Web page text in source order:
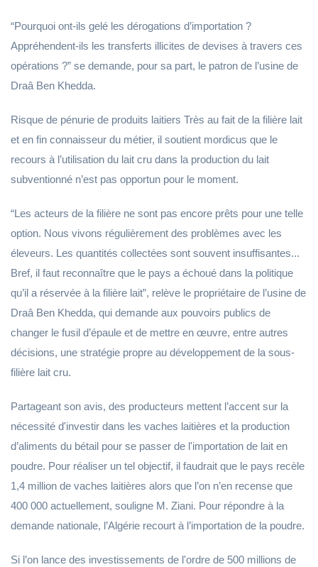
“Pourquoi ont-ils gelé les dérogations d’importation ?
Appréhendent-ils les transferts illicites de devises à travers ces
opérations ?” se demande, pour sa part, le patron de l’usine de
Draâ Ben Khedda.
Risque de pénurie de produits laitiers Très au fait de la filière lait
et en fin connaisseur du métier, il soutient mordicus que le
recours à l’utilisation du lait cru dans la production du lait
subventionné n’est pas opportun pour le moment.
“Les acteurs de la filière ne sont pas encore prêts pour une telle
option. Nous vivons régulièrement des problèmes avec les
éleveurs. Les quantités collectées sont souvent insuffisantes...
Bref, il faut reconnaître que le pays a échoué dans la politique
qu’il a réservée à la filière lait”, relève le propriétaire de l’usine de
Draâ Ben Khedda, qui demande aux pouvoirs publics de
changer le fusil d’épaule et de mettre en œuvre, entre autres
décisions, une stratégie propre au développement de la sous-
filière lait cru.
Partageant son avis, des producteurs mettent l’accent sur la
nécessité d'investir dans les vaches laitières et la production
d’aliments du bétail pour se passer de l'importation de lait en
poudre. Pour réaliser un tel objectif, il faudrait que le pays recèle
1,4 million de vaches laitières alors que l’on n’en recense que
400 000 actuellement, souligne M. Ziani. Pour répondre à la
demande nationale, l’Algérie recourt à l’importation de la poudre.
Si l’on lance des investissements de l'ordre de 500 millions de